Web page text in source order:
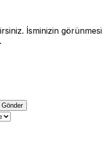
İsminizin görünmesi
.